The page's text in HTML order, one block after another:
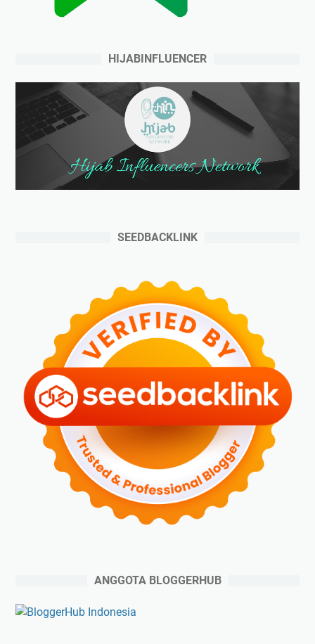
HIJABINFLUENCER
SEEDBACKLINK
ANGGOTA BLOGGERHUB